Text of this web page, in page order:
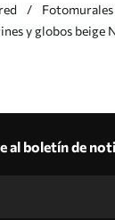
y globos beige
al boletín de